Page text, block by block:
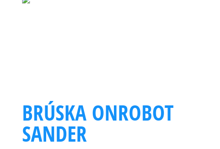
BRÚSKA ONROBOT
SANDER